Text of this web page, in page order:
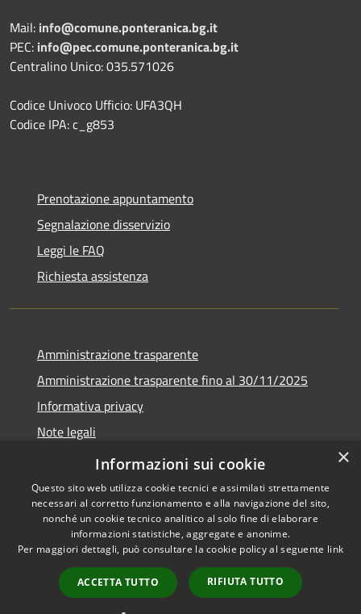
Mail: info@comune.ponteranica.bg.it
PEC: info@pec.comune.ponteranica.bg.it
Centralino Unico: 035.571026
Codice Univoco Ufficio: UFA3QH
Codice IPA: c_g853
Prenotazione appuntamento
Segnalazione disservizio
Leggi le FAQ
Richiesta assistenza
Amministrazione trasparente
Amministrazione trasparente fino al 30/11/2025
Informativa privacy
Note legali
Dichiarazione di accessibilità
Accessibilità
Copyright © 2026 • Comune di
Ponteranica • Powered by
Municipium•
Accesso
redazione
×
Informazioni sui cookie
Questo sito web utilizza cookie tecnici e assimilati strettamente
necessari al corretto funzionamento e alla navigazione del sito,
nonché un cookie tecnico analitico al solo fine di elaborare
informazioni statistiche, aggregate e anonime.
Per maggiori dettagli, può consultare la cookie policy al seguente link
ACCETTA TUTTO RIFIUTA TUTTO